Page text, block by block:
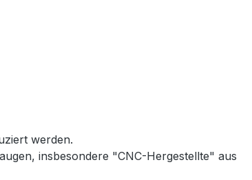
werden.
insbesondere "CNC-Hergestellte" aus